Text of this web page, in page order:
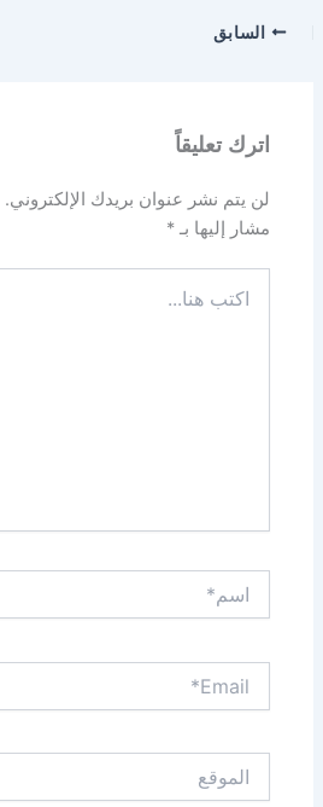
السابق
اترك تعليقاً
لن يتم نشر عنوان بريدك الإلكتروني.
مشار إليها بـ*
هنا...